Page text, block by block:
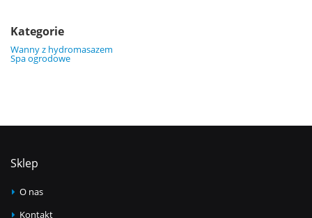
Kategorie
Wanny z hydromasazem
Spa ogrodowe
Sklep
O nas
Kontakt